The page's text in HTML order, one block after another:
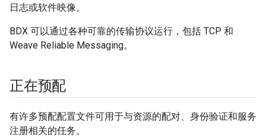
日志或软件映像。
BDX 可以通过各种可靠的传输协议运行，包括 TCP 和
Weave Reliable Messaging。
正在预配
有许多预配配置文件可用于与资源的配对、身份验证和服务
注册相关的任务。